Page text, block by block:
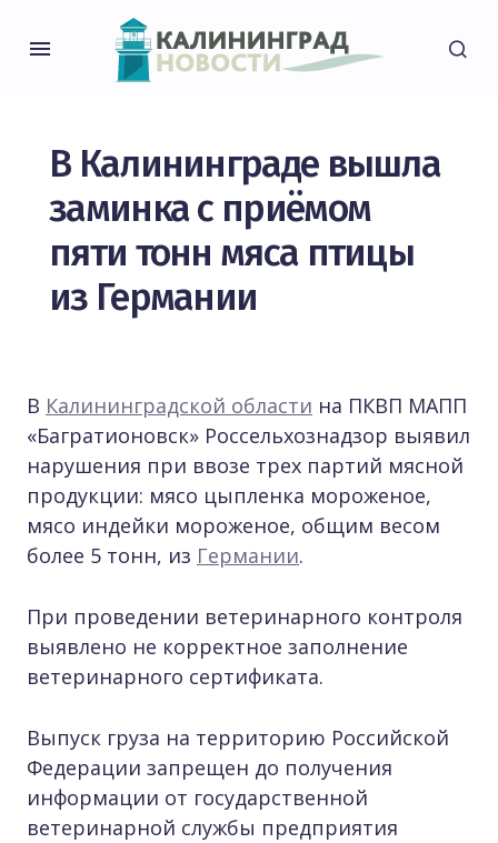
В Калининграде вышла
заминка с приёмом
пяти тонн мяса птицы
из Германии
В Калининградской области на ПКВП МАПП
«Багратионовск» Россельхознадзор выявил
нарушения при ввозе трех партий мясной
продукции: мясо цыпленка мороженое,
мясо индейки мороженое, общим весом
более 5 тонн, из Германии.
При проведении ветеринарного контроля
выявлено не корректное заполнение
ветеринарного сертификата.
Выпуск груза на территорию Российской
Федерации запрещен до получения
информации от государственной
ветеринарной службы предприятия